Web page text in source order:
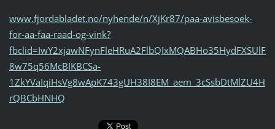
www.fjordabladet.no/nyhende/n/XjKr87/paa-avisbesoek-
for-aa-faa-raad-og-vink?
fbclid=IwY2xjawNFynFleHRuA2FlbQIxMQABHo35HydFXSUlF
8w75q56McBIKBCSa-
1ZkYVaIqiHsVg8wApK743gUH38I8EM_aem_3cSsbDtMlZU4H
rQBCbHNHQ